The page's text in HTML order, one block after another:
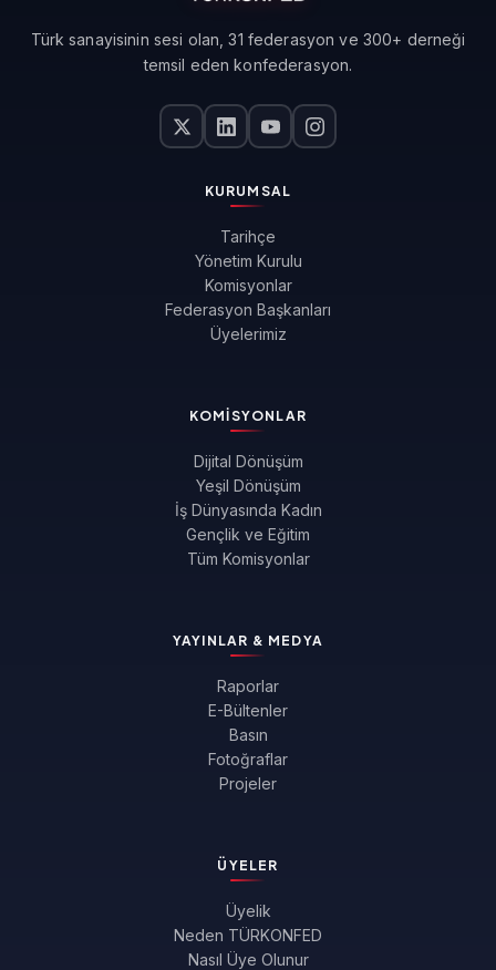
Türk sanayisinin sesi olan, 31 federasyon ve 300+ derneği
temsil eden konfederasyon.
KURUMSAL
Tarihçe
Yönetim Kurulu
Komisyonlar
Federasyon Başkanları
Üyelerimiz
KOMISYONLAR
Dijital Dönüşüm
Yeşil Dönüşüm
İş Dünyasında Kadın
Gençlik ve Eğitim
Tüm Komisyonlar
YAYINLAR & MEDYA
Raporlar
E-Bültenler
Basın
Fotoğraflar
Projeler
ÜYELER
Üyelik
Neden TÜRKONFED
Nasıl Üye Olunur